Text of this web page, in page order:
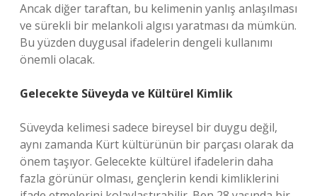
Ancak diğer taraftan, bu kelimenin yanlış anlaşılması
ve sürekli bir melankoli algısı yaratması da mümkün.
Bu yüzden duygusal ifadelerin dengeli kullanımı
önemli olacak.
Gelecekte Süveyda ve Kültürel Kimlik
Süveyda kelimesi sadece bireysel bir duygu değil,
aynı zamanda Kürt kültürünün bir parçası olarak da
önem taşıyor. Gelecekte kültürel ifadelerin daha
fazla görünür olması, gençlerin kendi kimliklerini